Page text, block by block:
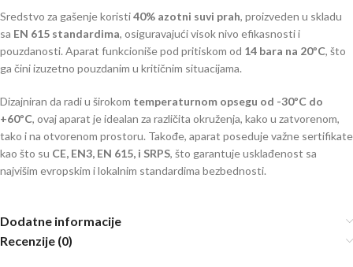
Sredstvo za gašenje koristi40% azotni suvi prah, proizveden u skladu
sa EN 615 standardima, osiguravajući visok nivo efikasnosti i
pouzdanosti. Aparat funkcioniše pod pritiskom od 14 bara na 20ºC, što
ga čini izuzetno pouzdanim u kritičnim situacijama.
Dizajniran da radi u širokom temperaturnom opsegu od -30ºC do
+60ºC, ovaj aparat je idealan za različita okruženja, kako u zatvorenom,
tako i na otvorenom prostoru. Takođe, aparat poseduje važne sertifikate
kao što su CE, EN3, EN 615, i SRPS, što garantuje usklađenost sa
najvišim evropskim i lokalnim standardima bezbednosti.
Dodatne informacije
Recenzije (0)